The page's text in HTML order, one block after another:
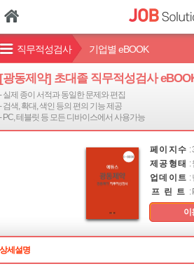
직무적성검사 기업별 eBOOK
[광동제약] 초대졸 직무적성검사
- 실제 종이 서적과 동일한 문제와 편집
- 검색, 확대, 색인 등의 편의 기능 제공
- PC, 테블릿 등 모든 디바이스에서 사용가능
페이지수 :
제공형태 :
업데이트 :
프 린 트 :
이
상세설명